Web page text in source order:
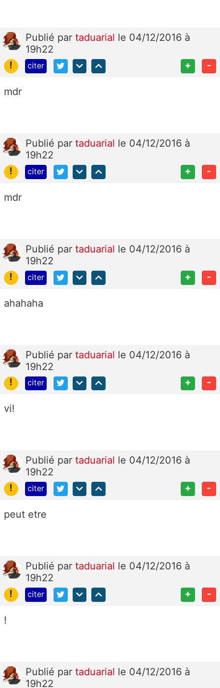
Publié par taduarial le 04/12/2016 à
19h22
!
citer + -
mdr
Publié par taduarial le 04/12/2016 à
19h22
!
citer + -
mdr
Publié par taduarial le 04/12/2016 à
19h22
!
citer + -
ahahaha
Publié par taduarial le 04/12/2016 à
19h22
!
citer + -
vi!
Publié par taduarial le 04/12/2016 à
19h22
!
citer + -
peut etre
Publié par taduarial le 04/12/2016 à
19h22
!
citer + -
!
Publié par taduarial le 04/12/2016 à
19h22